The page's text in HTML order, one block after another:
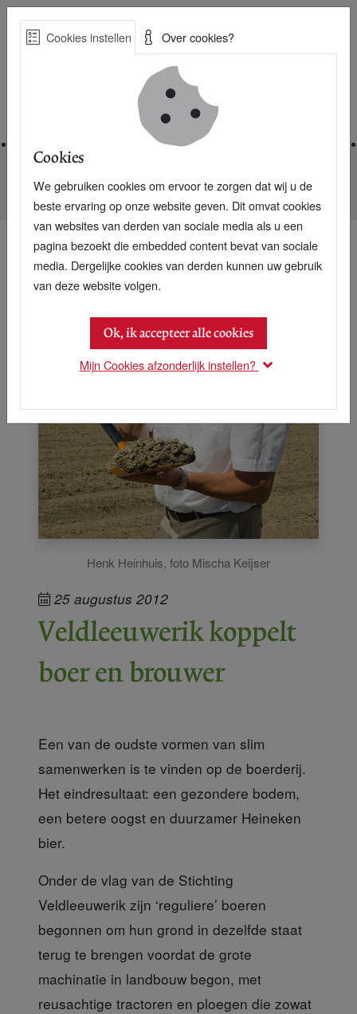
Skip
Best Practices voor een duurzame toekomst
Nieuwsarchief Veldleeuwerik koppelt boer en brouwer
Henk Heinhuis, foto Mischa Keijser
25 augustus 2012
Veldleeuwerik koppelt
boer en brouwer
Een van de oudste vormen van slim
samenwerken is te vinden op de boerderij.
Het eindresultaat: een gezondere bodem,
een betere oogst en duurzamer Heineken
bier.
Onder de vlag van de Stichting
Veldleeuwerik zijn ‘reguliere’ boeren
begonnen om hun grond in dezelfde staat
terug te brengen voordat de grote
machinatie in landbouw begon, met
reusachtige tractoren en ploegen die zowat
Cookies instellen Over cookies?
Cookies
We gebruiken cookies om ervoor te zorgen dat wij u de
beste ervaring op onze website geven. Dit omvat cookies
van websites van derden van sociale media als u een
pagina bezoekt die embedded content bevat van sociale
media. Dergelijke cookies van derden kunnen uw gebruik
van deze website volgen.
Ok, ik accepteer alle cookies
Mijn Cookies afzonderlijk instellen?